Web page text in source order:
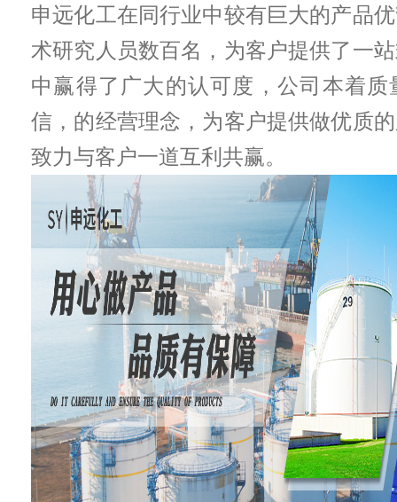
申远化工在同行业中较有巨大的产品
术研究人员数百名，为客户提供了一
中赢得了广大的认可度，公司本着质
信，的经营理念，为客户提供做优质
致力与客户一道互利共赢。